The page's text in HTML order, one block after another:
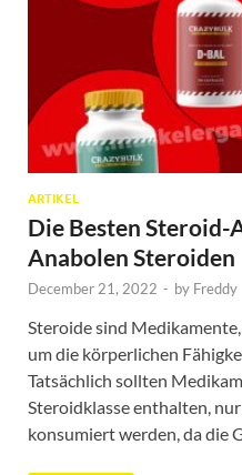
ARTIKEL
Die Besten
Anabolen Steroiden
December 21, 2022 - by Freddy
Steroide sind
um die körperlichen
Tatsächlich sollten
Steroidklasse enthalten,
konsumiert werden, da die